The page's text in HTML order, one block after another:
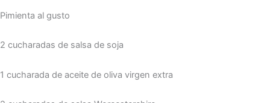
Pimienta al gusto
2 cucharadas de salsa de soja
1 cucharada de aceite de oliva virgen extra